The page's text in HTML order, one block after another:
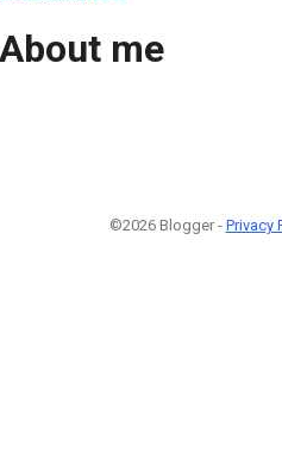
About me
©2026 Blogger - Privacy